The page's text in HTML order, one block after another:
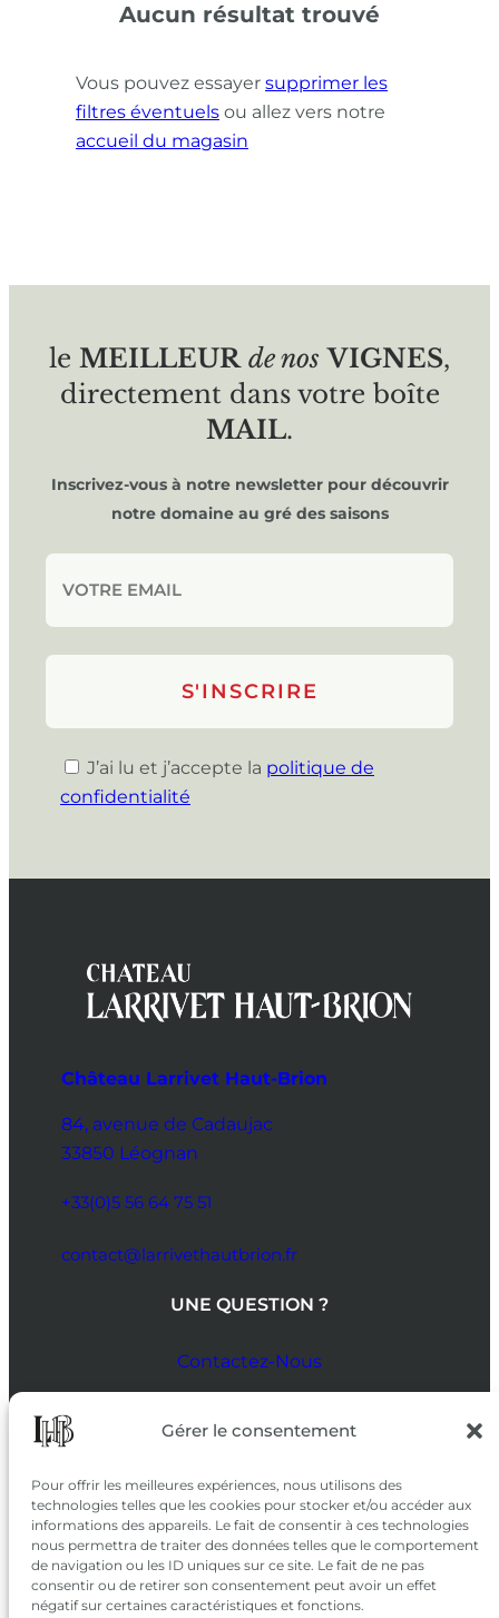
Gérer le consentement
Pour offrir les meilleures expériences, nous utilisons des
technologies telles que les cookies pour stocker et/ou accéder aux
informations des appareils. Le fait de consentir à ces technologies
nous permettra de traiter des données telles que le comportement
de navigation ou les ID uniques sur ce site. Le fait de ne pas
consentir ou de retirer son consentement peut avoir un effet
négatif sur certaines caractéristiques et fonctions.
Aucun résultat trouvé
Vous pouvez essayer supprimer les
filtres éventuels ou allez vers notre
accueil du magasin
le MEILLEUR de nos VIGNES,
directement dans votre boîte
MAIL.
Inscrivez-vous à notre newsletter pour découvrir
notre domaine au gré des saisons
J’ai lu et j’accepte la politique de
confidentialité
Château Larrivet Haut-Brion
84, avenue de Cadaujac
33850 Léognan
+33(0)5 56 64 75 51
contact@larrivethautbrion.fr
UNE QUESTION ?
Contactez-Nous
SUIVEZ-NOUS
SUR LES RÉSEAUX